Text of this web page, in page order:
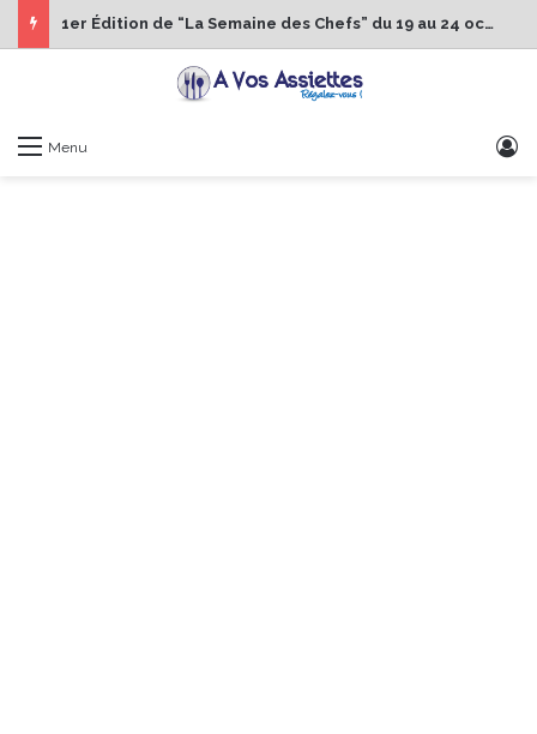
1er Édition de “La Semaine des Chefs” du 19 au 24 octobre 2026
Menu